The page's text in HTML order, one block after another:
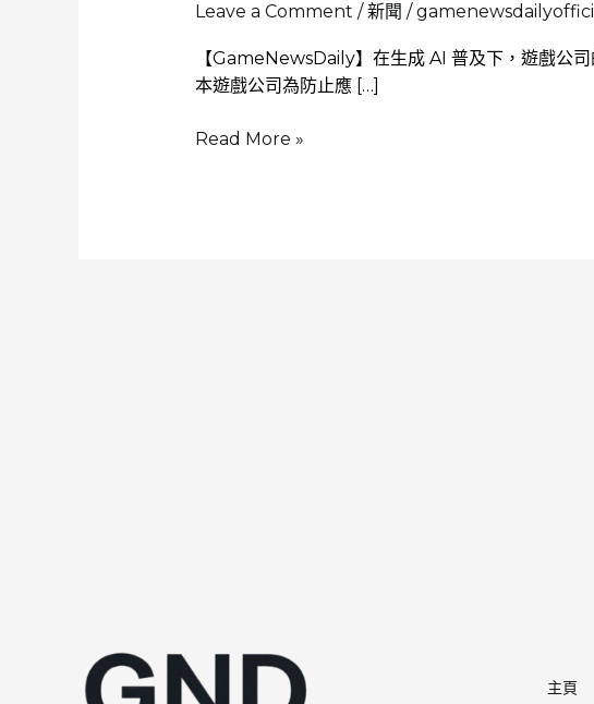
Leave a Comment /新聞 /
【GameNewsDaily】在生成 AI 普及下，遊戲公
本遊戲公司為防止應 […]
日
作
Read More »
主頁